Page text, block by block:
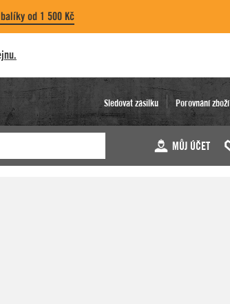
od 1 500 Kč
Sledovat zásilku Porovnání zboží
MŮJ ÚČET